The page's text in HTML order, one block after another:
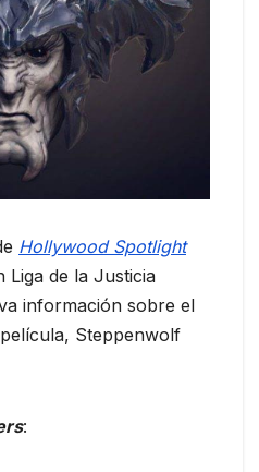
Hollywood Spotlight
de la Justicia
información sobre el
Steppenwolf
: